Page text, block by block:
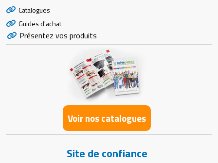
Catalogues
Guides d'achat
Présentez vos produits
Voir nos catalogues
Site de confiance